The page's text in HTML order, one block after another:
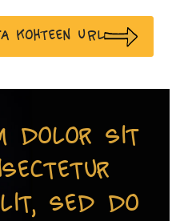
kohteen URL
dolor sit
sed do